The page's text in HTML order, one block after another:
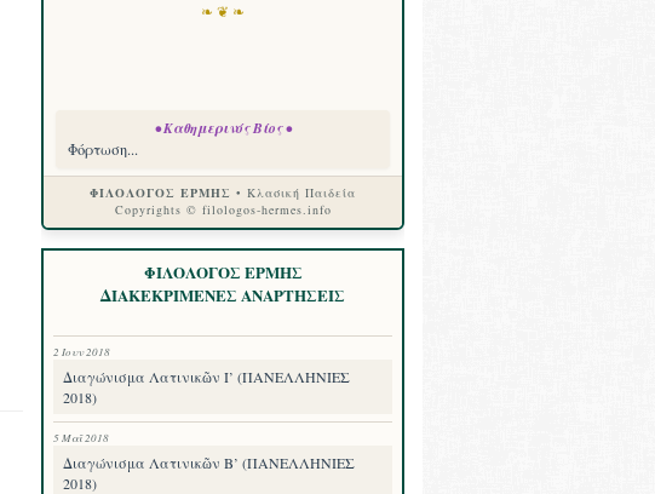
❧ ❦ ❧
• Καθημερινός Βίος •
Φόρτωση...
ΦΙΛΟΛΟΓΟΣ ΕΡΜΗΣ • Κλασική Παιδεία
Copyrights © filologos-hermes.info
ΦΙΛΟΛΟΓΟΣ ΕΡΜΗΣ
ΔΙΑΚΕΚΡΙΜΕΝΕΣ ΑΝΑΡΤΗΣΕΙΣ
2 Ιουν 2018
Διαγώνισμα Λατινικῶν Ι’ (ΠΑΝΕΛΛΗΝΙΕΣ
2018)
5 Μαΐ 2018
Διαγώνισμα Λατινικῶν Β’ (ΠΑΝΕΛΛΗΝΙΕΣ
2018)